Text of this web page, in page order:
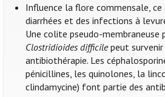
Influence la flore commensale,
diarrhées et des infections à
Une colite pseudo-membraneuse
Clostridioides difficilepeut survenir
antibiothérapie. Les
pénicillines, les quinolones, la
clindamycine) font partie des